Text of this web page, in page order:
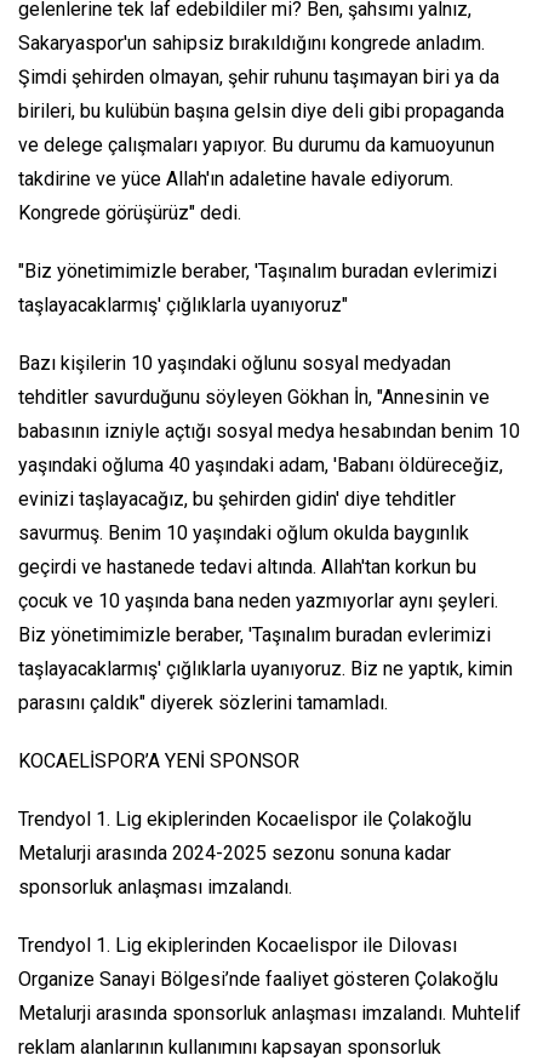
gelenlerine tek laf edebildiler mi? Ben, şahsımı yalnız,
Sakaryaspor'un sahipsiz bırakıldığını kongrede anladım.
Şimdi şehirden olmayan, şehir ruhunu taşımayan biri ya da
birileri, bu kulübün başına gelsin diye deli gibi propaganda
ve delege çalışmaları yapıyor. Bu durumu da kamuoyunun
takdirine ve yüce Allah'ın adaletine havale ediyorum.
Kongrede görüşürüz" dedi.
"Biz yönetimimizle beraber, 'Taşınalım buradan evlerimizi
taşlayacaklarmış' çığlıklarla uyanıyoruz"
Bazı kişilerin 10 yaşındaki oğlunu sosyal medyadan
tehditler savurduğunu söyleyen Gökhan İn, "Annesinin ve
babasının izniyle açtığı sosyal medya hesabından benim 10
yaşındaki oğluma 40 yaşındaki adam, 'Babanı öldüreceğiz,
evinizi taşlayacağız, bu şehirden gidin' diye tehditler
savurmuş. Benim 10 yaşındaki oğlum okulda baygınlık
geçirdi ve hastanede tedavi altında. Allah'tan korkun bu
çocuk ve 10 yaşında bana neden yazmıyorlar aynı şeyleri.
Biz yönetimimizle beraber, 'Taşınalım buradan evlerimizi
taşlayacaklarmış' çığlıklarla uyanıyoruz. Biz ne yaptık, kimin
parasını çaldık" diyerek sözlerini tamamladı.
KOCAELİSPOR’A YENİ SPONSOR
Trendyol 1. Lig ekiplerinden Kocaelispor ile Çolakoğlu
Metalurji arasında 2024-2025 sezonu sonuna kadar
sponsorluk anlaşması imzalandı.
Trendyol 1. Lig ekiplerinden Kocaelispor ile Dilovası
Organize Sanayi Bölgesi’nde faaliyet gösteren Çolakoğlu
Metalurji arasında sponsorluk anlaşması imzalandı. Muhtelif
reklam alanlarının kullanımını kapsayan sponsorluk